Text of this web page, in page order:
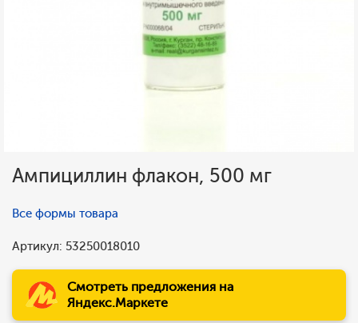
Ампициллин флакон, 500 мг
Все формы товара
Артикул: 53250018010
Смотреть предложения на
Яндекс.Маркете